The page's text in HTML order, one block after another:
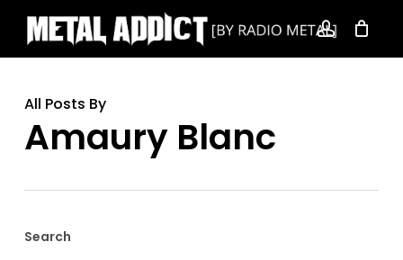
Skip
content
account
All Posts By
Amaury Blanc
Search